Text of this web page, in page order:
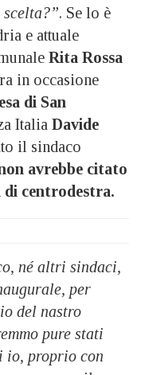
. Se lo è
e attuale
Rita Rossa
in occasione
di San
Italia Davide
il sindaco
avrebbe citato
di centrodestra.
né altri sindaci,
per
del nastro
pure stati
io, proprio con